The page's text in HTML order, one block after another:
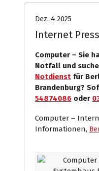
Dez. 4 2025
Internet
Computer – Sie
Notfall und
Notdienst für
Brandenburg?
54874086 oder
Computer –
Informationen,